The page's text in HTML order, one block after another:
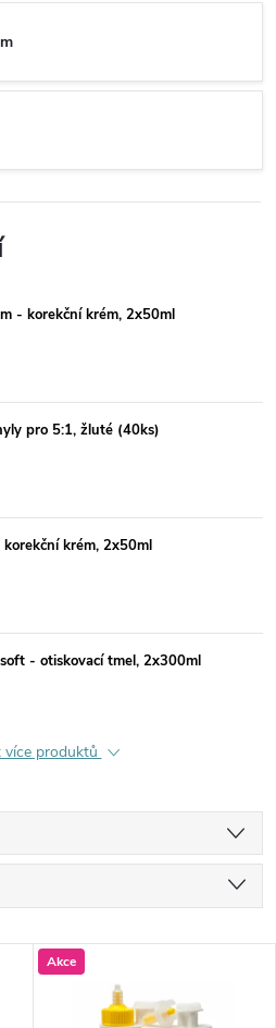
- korekční krém, 2x50ml
pro 5:1, žluté (40ks)
krém, 2x50ml
- otiskovací tmel, 2x300ml
více produktů
Akce